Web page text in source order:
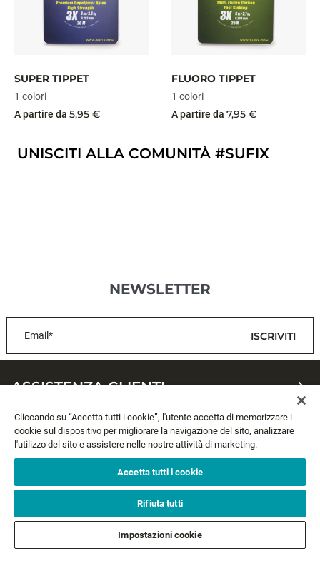
SUPER TIPPET
1 colori
A partire da 5,95 €
FLUORO TIPPET
1 colori
A partire da 7,95 €
UNISCITI ALLA COMUNITÀ #SUFIX
NEWSLETTER
Email* ISCRIVITI
ASSISTENZA CLIENTI
CHI SIAMO
LEGALE
Cliccando su “Accetta tutti i cookie”, l'utente accetta di memorizzare i
cookie sul dispositivo per migliorare la navigazione del sito, analizzare
l'utilizzo del sito e assistere nelle nostre attività di marketing.
Accetta tutti i cookie
Rifiuta tutti
Impostazioni cookie